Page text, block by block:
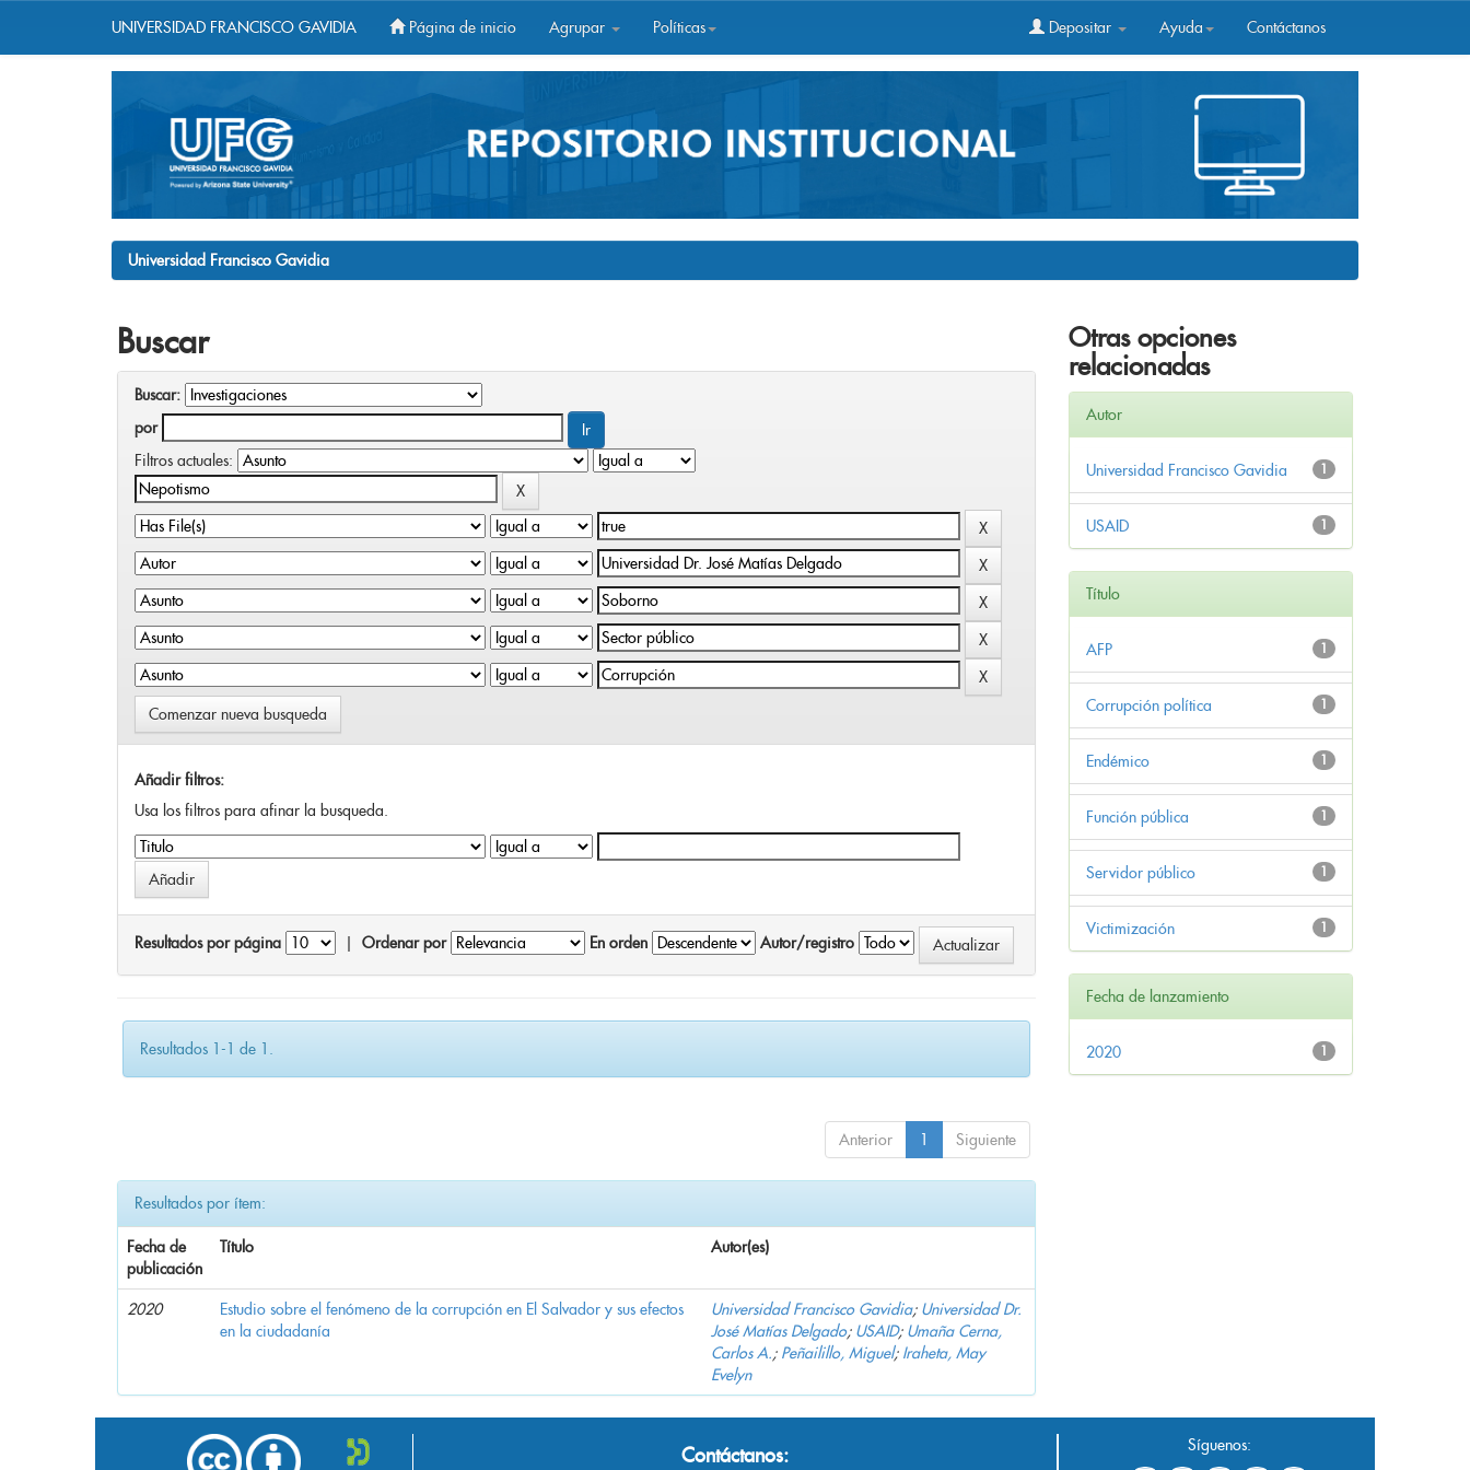
UNIVERSIDAD FRANCISCO GAVIDIA Página de inicio Agrupar Políticas Depositar Ayuda Contáctanos
Universidad Francisco Gavidia
Buscar
Buscar:
por
Filtros actuales:
Comenzar nueva busqueda
Añadir filtros:
Usa los filtros para afinar la busqueda.
Resultados por página Ordenar por En orden Autor/registro
Resultados 1-1 de 1.
Anterior 1 Siguiente
Resultados por ítem:
Fecha de
publicación
Título Autor(es)
2020
Estudio sobre el fenómeno de la corrupción en El Salvador y sus efectos
en la ciudadanía
Universidad Francisco Gavidia; Universidad Dr.
José Matías Delgado; USAID; Umaña Cerna,
Carlos A.; Peñailillo, Miguel; Iraheta, May
Evelyn
Otras opciones
relacionadas
Autor
1
Universidad Francisco Gavidia
1
USAID
Título
1
AFP
1
Corrupción política
1
Endémico
1
Función pública
1
Servidor público
1
Victimización
Fecha de lanzamiento
1
2020
Contáctanos: Síguenos: